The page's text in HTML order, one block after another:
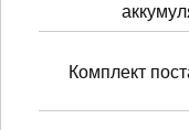
Комплект